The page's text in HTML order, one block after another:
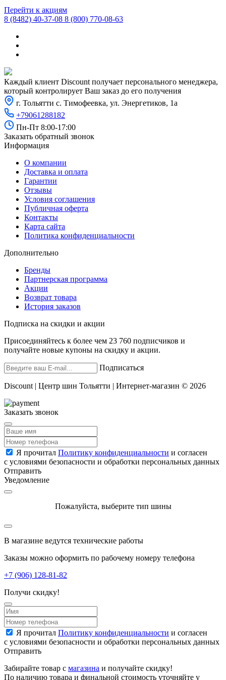
SsangYong
Subaru
Toyota
UAZ
Vauxhall
VAZ
Venucia
Volkswagen
Volvo
Перейти к акциям
8 (8482) 40-37-08 8 (800) 770-08-63
Каждый клиент Discount получает персонального менеджера,
который контролирует Ваш заказ до его получения
г. Тольятти с. Тимофеевка, ул. Энергетиков, 1а
+79061288182
Пн-Пт 8:00-17:00
Заказать обратный звонок
Информация
О компании
Доставка и оплата
Гарантии
Отзывы
Условия соглашения
Публичная оферта
Контакты
Карта сайта
Политика конфиденциальности
Дополнительно
Бренды
Партнерская программа
Акции
Возврат товара
История заказов
Подписка на скидки и акции
Присоединяйтесь к более чем 23 760 подписчиков и
получайте новые купоны на скидку и акции.
Подписаться
Discount | Центр шин Тольятти | Интернет-магазин © 2026
Заказать звонок
Я прочитал Политику конфиденциальности и согласен
с условиями безопасности и обработки персональных данных
Отправить
Уведомление
Пожалуйста, выберите тип шины
В магазине ведутся технические работы
Заказы можно оформить по рабочему номеру телефона
+7 (906) 128-81-82
Получи скидку!
Я прочитал Политику конфиденциальности и согласен
с условиями безопасности и обработки персональных данных
Отправить
Забирайте товар с магазина и получайте скидку!
По наличию товара и финальной стоимость уточняйте у